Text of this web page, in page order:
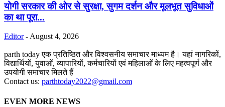
योगी सरकार की ओर से सुरक्षा, सुगम दर्शन और मूलभूत सुविधाओं
का था पूरा...
Editor -August 4, 2026
parth today एक प्रतिष्ठित और विश्वसनीय समाचार माध्यम है। यहां नागरिकों,
विद्यार्थियों, युवाओं, व्यापारियों, कर्मचारियों एवं महिलाओं के लिए महत्वपूर्ण और
उपयोगी समाचार मिलते हैं
Contact us: parthtoday2022@gmail.com
EVEN MORE NEWS